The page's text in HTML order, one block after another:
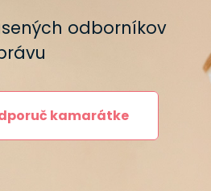
odborníkov
kamarátke